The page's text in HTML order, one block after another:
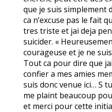
que je suis simplement
ca n’excuse pas le fait
tres triste et jai deja
suicider. «
courageuse et je ne
Tout ca pour dire que
confier a mes amies
suis donc venue ici… S
me plaint beaucoup
et merci pour cette